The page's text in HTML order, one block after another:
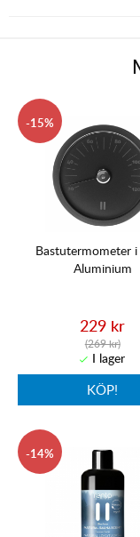
15
Bastutermometer
Aluminium
229 kr
(269 kr)
KÖP!
14